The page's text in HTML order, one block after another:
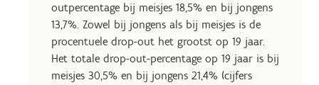
outpercentage bij meisjes 18,5% en bij jongens
13,7%. Zowel bij jongens als bij meisjes is de
procentuele drop-out het grootst op 19 jaar.
Het totale drop-out-percentage op 19 jaar is bij
meisjes 30,5% en bij jongens 21,4% (cijfers